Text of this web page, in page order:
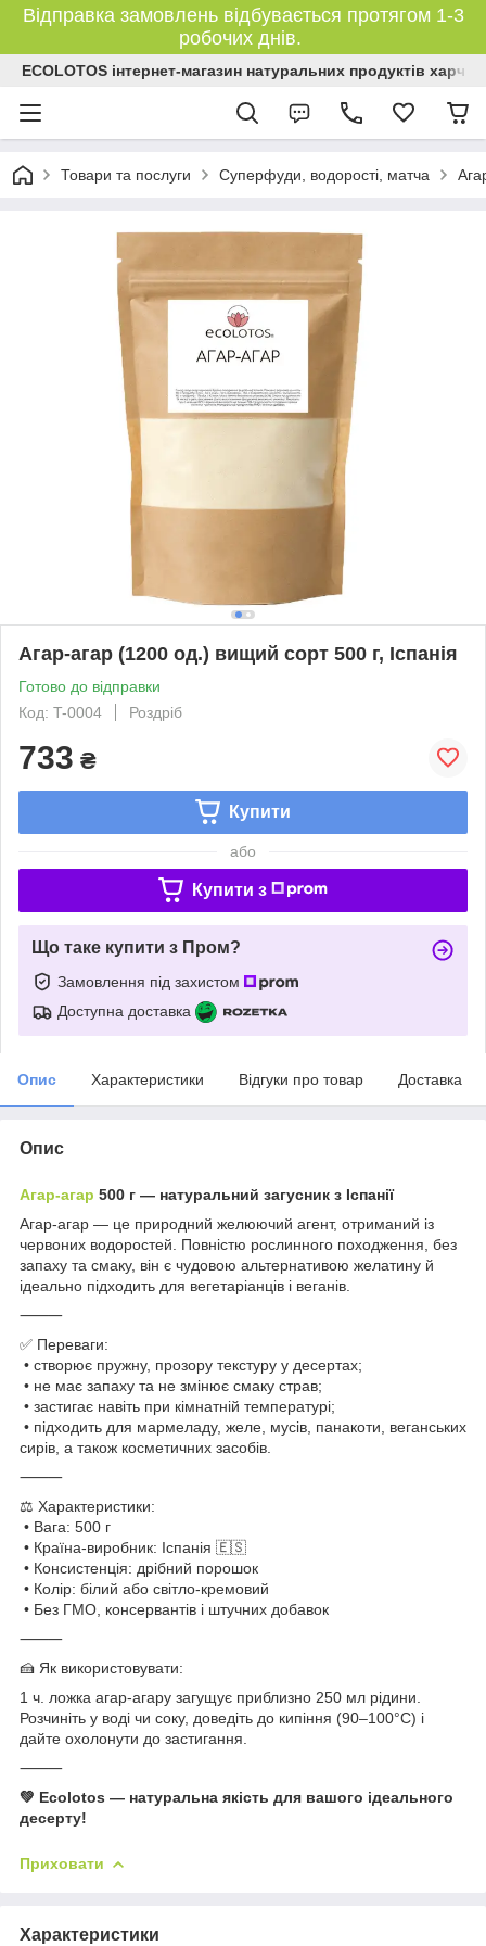
Відправка замовлень відбувається протягом 1-3
робочих днів.
ECOLOTOS інтернет-магазин натуральних продуктів
Товари та послуги Суперфуди, водорості, матча
Агар-агар (1200 од.) вищий сорт 500 г, Іспанія
Готово до відправки
Код: T-0004
Роздріб
733 ₴
Купити
або
Купити з
Що таке купити з Пром?
Замовлення під захистом
Доступна доставка
Опис Характеристики Відгуки про товар Доставка
Опис
Агар-агар 500 г — натуральний загусник з Іспанії
Агар-агар — це природний желюючий агент, отриманий із
червоних водоростей. Повністю рослинного походження, без
запаху та смаку, він є чудовою альтернативою желатину й
ідеально підходить для вегетаріанців і веганів.
⸻
✅ Переваги:
• створює пружну, прозору текстуру у десертах;
• не має запаху та не змінює смаку страв;
• застигає навіть при кімнатній температурі;
• підходить для мармеладу, желе, мусів, панакоти, веганських
сирів, а також косметичних засобів.
⸻
⚖️ Характеристики:
• Вага: 500 г
• Країна-виробник: Іспанія 🇪🇸
• Консистенція: дрібний порошок
• Колір: білий або світло-кремовий
• Без ГМО, консервантів і штучних добавок
⸻
🍰 Як використовувати:
1 ч. ложка агар-агару загущує приблизно 250 мл рідини.
Розчиніть у воді чи соку, доведіть до кипіння (90–100°C) і
дайте охолонути до застигання.
⸻
💚 Ecolotos — натуральна якість для вашого ідеального
десерту!
Приховати
Характеристики